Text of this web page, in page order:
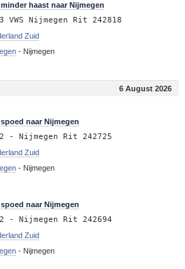
haast naar Nijmegen
VWS Nijmegen Rit 242818
Zuid
- Nijmegen
6 August 2026
naar Nijmegen
- Nijmegen Rit 242725
Zuid
- Nijmegen
naar Nijmegen
- Nijmegen Rit 242694
Zuid
- Nijmegen